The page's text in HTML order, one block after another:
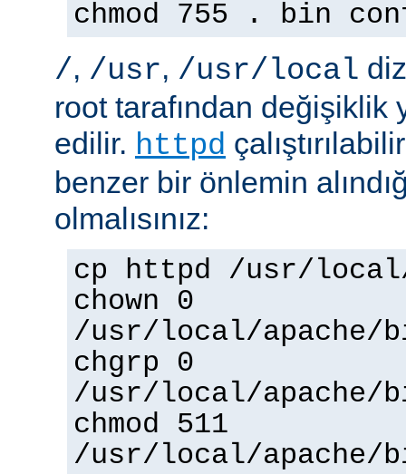
chmod 755 . bin
/, /usr, /usr/local
root tarafından değişiklik
edilir. httpd
benzer bir önlemin
olmalısınız:
cp httpd /usr/
chown 0
/usr/local/apache/
chgrp 0
/usr/local/apache/
chmod 511
/usr/local/apache/